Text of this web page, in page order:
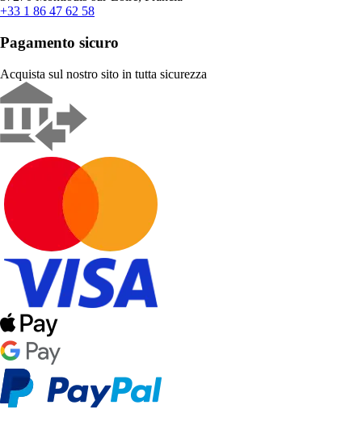
+33 1 86 47 62 58
Pagamento sicuro
Acquista sul nostro sito in tutta sicurezza